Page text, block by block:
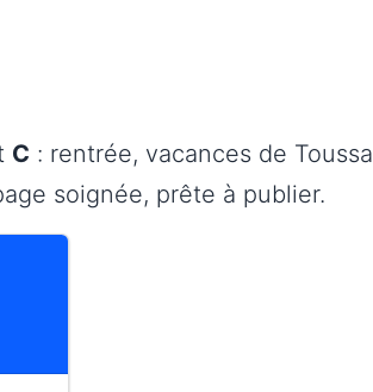
C : rentrée, vacances de
soignée, prête à publier.